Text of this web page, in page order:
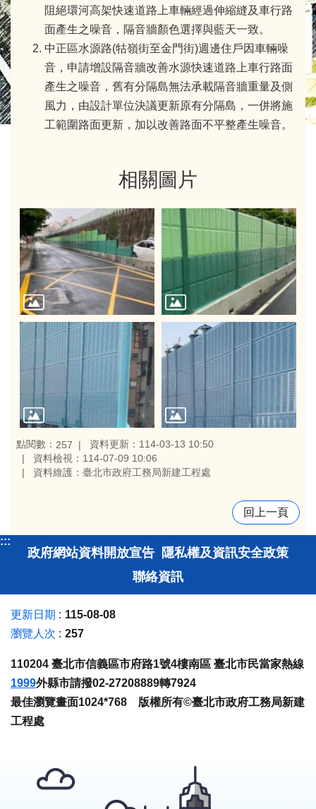
阻絕環河高架快速道路上車輛經過伸縮縫及車行路
面產生之噪音，隔音牆顏色選擇與藍天一致。
中正區水源路(牯嶺街至金門街)週邊住戶因車輛噪
音，申請增設隔音牆改善水源快速道路上車行路面
產生之噪音，舊有分隔島無法承載隔音牆重量及側
風力，由設計單位決議更新原有分隔島，一併將施
工範圍路面更新，加以改善路面不平整產生噪音。
相關圖片
點閱數： 257
資料更新：114-03-13 10:50
資料檢視：114-07-09 10:06
資料維護：臺北市政府工務局新建工程處
回上一頁
:::
政府網站資料開放宣告 隱私權及資訊安全政策
聯絡資訊
更新日期
115-08-08
瀏覽人次
257
110204 臺北市信義區市府路1號4樓南區 臺北市民當家熱線
1999外縣市請撥02-27208889轉7924
最佳瀏覽畫面1024*768 版權所有©臺北市政府工務局新建
工程處